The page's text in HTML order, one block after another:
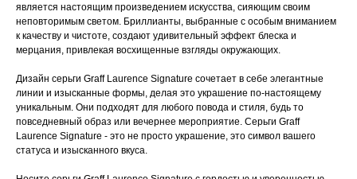
является настоящим произведением искусства, сияющим своим
неповторимым светом. Бриллианты, выбранные с особым вниманием
к качеству и чистоте, создают удивительный эффект блеска и
мерцания, привлекая восхищенные взгляды окружающих.
Дизайн серьги Graff Laurence Signature сочетает в себе элегантные
линии и изысканные формы, делая это украшение по-настоящему
уникальным. Они подходят для любого повода и стиля, будь то
повседневный образ или вечернее мероприятие. Серьги Graff
Laurence Signature - это не просто украшение, это символ вашего
статуса и изысканного вкуса.